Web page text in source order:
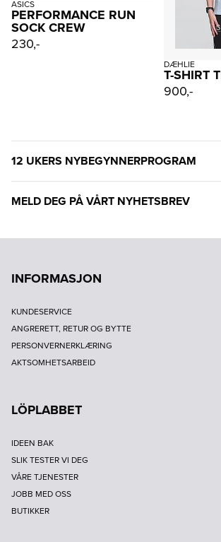
ASICS
PERFORMANCE RUN
SOCK CREW
230,-
DÆHLIE
T-SHIRT
900,-
12 UKERS NYBEGYNNERPROGRAM
MELD DEG PÅ VÅRT NYHETSBREV
INFORMASJON
KUNDESERVICE
ANGRERETT, RETUR OG BYTTE
PERSONVERNERKLÆRING
AKTSOMHETSARBEID
LÖPLABBET
IDEEN BAK
SLIK TESTER VI DEG
VÅRE TJENESTER
JOBB MED OSS
BUTIKKER